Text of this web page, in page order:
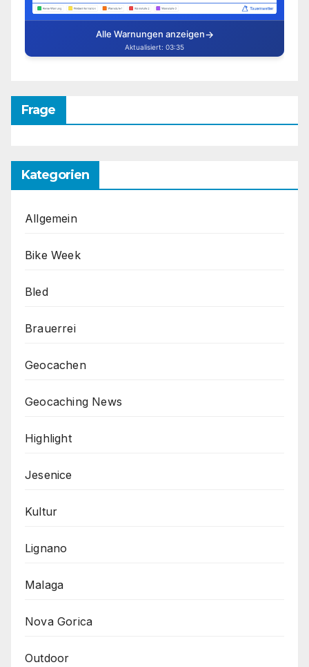
Frage
Kategorien
Allgemein
Bike Week
Bled
Brauerrei
Geocachen
Geocaching News
Highlight
Jesenice
Kultur
Lignano
Malaga
Nova Gorica
Outdoor